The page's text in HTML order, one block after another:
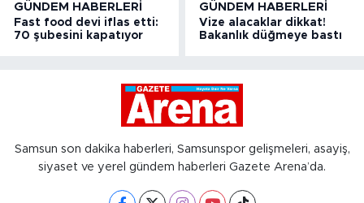
GÜNDEM HABERLERI
Fast food devi iflas etti:
70 şubesini kapatıyor
GÜNDEM HABERLERI
Vize alacaklar dikkat!
Bakanlık düğmeye bastı
Samsun son dakika haberleri, Samsunspor gelişmeleri, asayiş,
siyaset ve yerel gündem haberleri Gazete Arena’da.